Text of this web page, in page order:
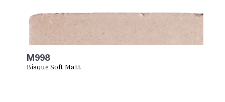
M998
Bisque Soft Matt